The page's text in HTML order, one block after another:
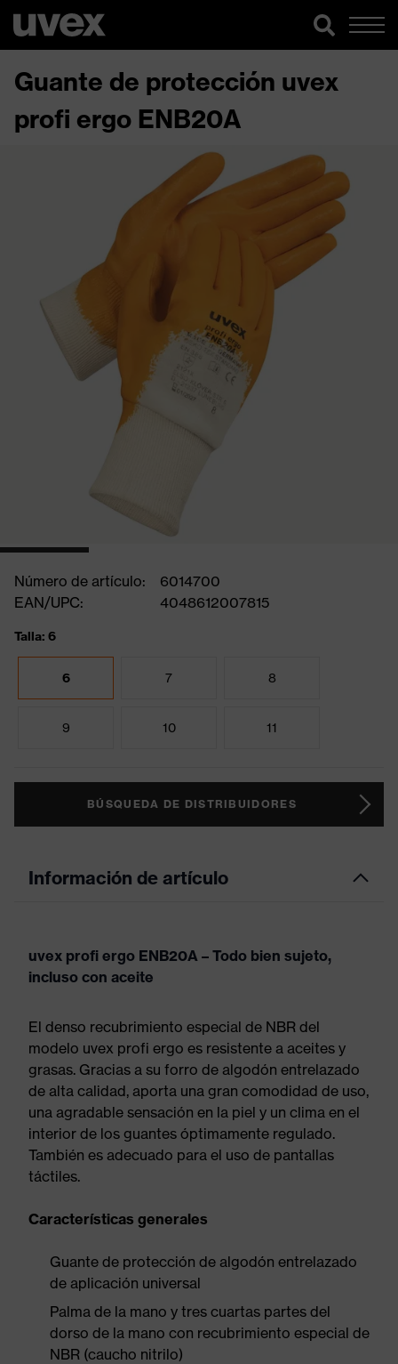
Guante de protección uvex
profi ergo ENB20A
Número de artículo:
6014700
EAN/UPC:
4048612007815
Talla: 6
6 7 8
9 10 11
BÚSQUEDA DE DISTRIBUIDORES
Información de artículo
uvex profi ergo ENB20A – Todo bien sujeto,
incluso con aceite
El denso recubrimiento especial de NBR del
modelo uvex profi ergo es resistente a aceites y
grasas. Gracias a su forro de algodón entrelazado
de alta calidad, aporta una gran comodidad de uso,
una agradable sensación en la piel y un clima en el
interior de los guantes óptimamente regulado.
También es adecuado para el uso de pantallas
táctiles.
Características generales
Guante de protección de algodón entrelazado
de aplicación universal
Palma de la mano y tres cuartas partes del
dorso de la mano con recubrimiento especial de
NBR (caucho nitrilo)